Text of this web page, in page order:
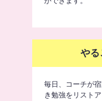
やる
毎日、コーチが
き勉強をリスト